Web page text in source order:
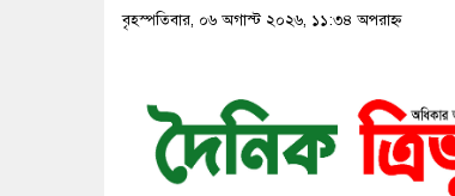
বৃহস্পতিবার, ০৬ অগাস্ট ২০২৬, ১১:৩৪ অপরাহ্ন